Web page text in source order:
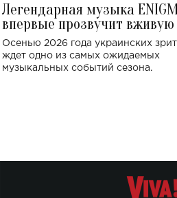
Легендарная музыка
впервые прозвучит вживую
Украине: где состоится
Осенью 2026 года украинских
ждет одно из самых ожидаемых
музыкальных событий сезона.